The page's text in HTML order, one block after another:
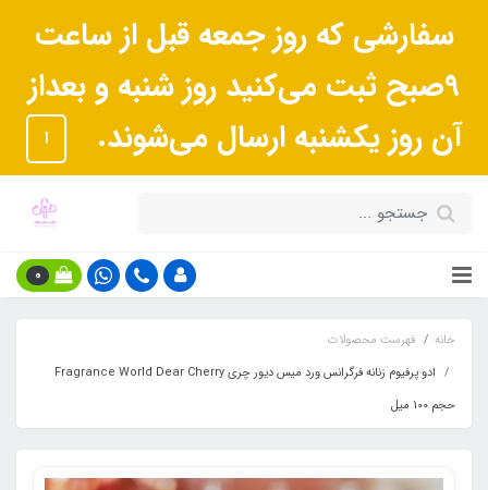
سفارشی که روز جمعه قبل از ساعت
9صبح ثبت می‌کنید روز شنبه و بعداز
آن روز یکشنبه ارسال می‌شوند.
ا
0
خانه
فهرست محصولات
ادو پرفیوم زنانه فرگرانس ورد میس دیور چری Fragrance World Dear Cherry
حجم 100 میل